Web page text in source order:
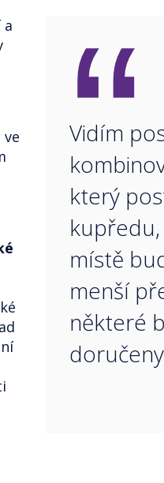
a
“
Vidím
který
místě
menší
některé